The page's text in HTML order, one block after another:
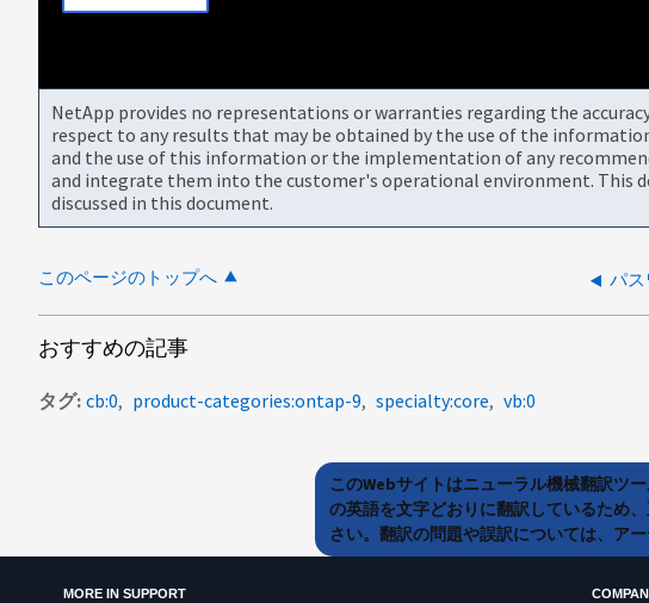
NetApp provides no representations or warranties regarding the
respect to any results that may be obtained by the use of the
and the use of this information or the implementation of any
and integrate them into the customer's operational environment. This
discussed in this document.
このページのトップへ
おすすめの記事
タグ cb:0 product-categories:ontap-9 specialty:core vb:0
このWebサイトはニューラル機械翻訳ツ
の英語を文字どおりに翻訳しているため
さい。翻訳の問題や誤訳については、ア
MORE IN SUPPORT